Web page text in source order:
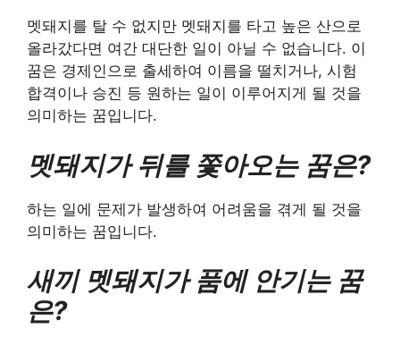
멧돼지를 탈 수 없지만 멧돼지를 타고 높은 산으로
올라갔다면 여간 대단한 일이 아닐 수 없습니다. 이
꿈은 경제인으로 출세하여 이름을 떨치거나, 시험
합격이나 승진 등 원하는 일이 이루어지게 될 것을
의미하는 꿈입니다.
멧돼지가 뒤를 쫓아오는 꿈은?
하는 일에 문제가 발생하여 어려움을 겪게 될 것을
의미하는 꿈입니다.
새끼 멧돼지가 품에 안기는 꿈
은?